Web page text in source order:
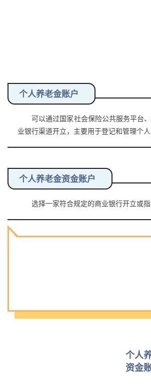
个人养老金账户
可以通过国家社会保险公共服务平台、
业银行渠道开立，主要用于登记和管理个
个人养老金资金账户
选择一家符合规定的商业银行开立或指
个人
资金